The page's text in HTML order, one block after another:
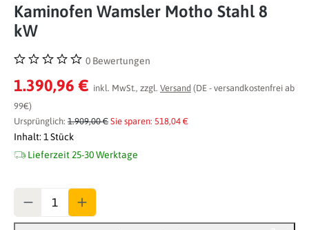
Kaminofen Wamsler Motho Stahl 8
kW
Durchschnittliche Bewertung von 0 von 5 Sternen
0 Bewertungen
1.390,96 € inkl. MwSt., zzgl. Versand (DE - versandkostenfrei ab
99€)
Ursprünglich: 1.909,00 € Sie sparen: 518,04 €
Inhalt: 1 Stück
Lieferzeit 25-30 Werktage